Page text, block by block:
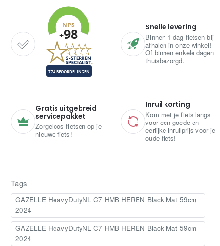
Gratis uitgebreid
servicepakket
Zorgeloos fietsen op je
nieuwe fiets!
Snelle levering
Binnen 1 dag fietsen bij
afhalen in onze winkel!
Of binnen enkele dagen
thuisbezorgd.
Inruil korting
Kom met je fiets langs
voor een goede en
eerlijke inruilprijs voor je
oude fiets!
Tags:
GAZELLE HeavyDutyNL C7 HMB HEREN Black Mat 59cm
2024
GAZELLE HeavyDutyNL C7 HMB HEREN Black Mat 59cm
2024